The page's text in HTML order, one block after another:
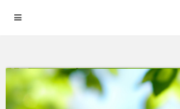
content